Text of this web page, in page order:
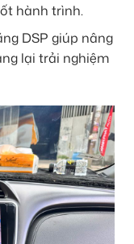
hành trình.
DSP giúp nâng
lại trải nghiệm